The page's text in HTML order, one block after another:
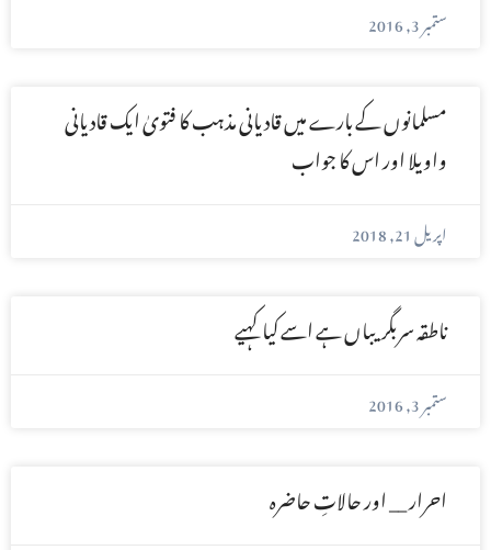
ستمبر 3, 2016
مسلمانوں کے بارے میں قادیانی مذہب کا فتویٰ ایک قادیانی
واویلا اور اس کا جواب
اپریل 21, 2018
ناطقہ سربگریباں ہے اسے کیا کہیے
ستمبر 3, 2016
احرار __ اور حالاتِ حاضرہ